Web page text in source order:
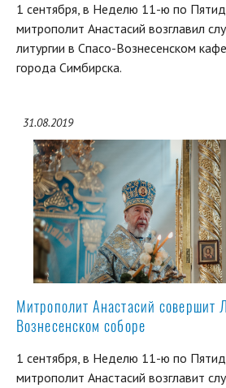
1 сентября, в Неделю 11-ю по
митрополит Анастасий возглавил
литургии в Спасо-Вознесенском
города Симбирска.
31.08.2019
Митрополит Анастасий совершит
Вознесенском соборе
1 сентября, в Неделю 11-ю по
митрополит Анастасий возглавит